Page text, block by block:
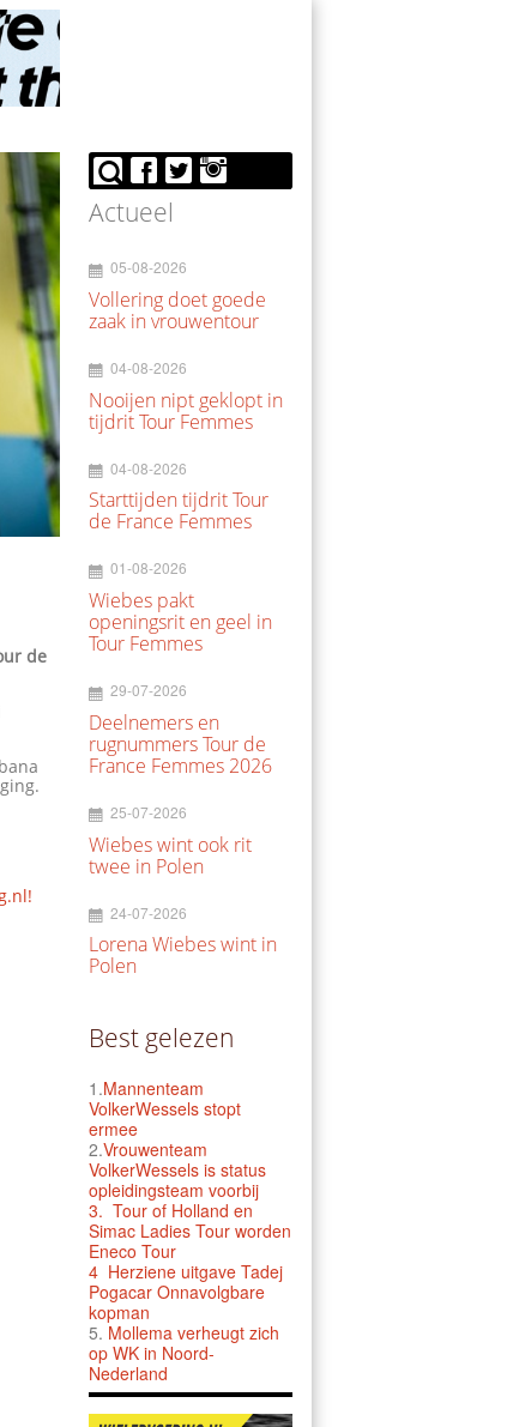
de
Actueel
05-08-2026
Vollering doet goede
zaak in vrouwentour
04-08-2026
Nooijen nipt geklopt in
tijdrit Tour Femmes
04-08-2026
Starttijden tijdrit Tour
de France Femmes
01-08-2026
Wiebes pakt
openingsrit en geel in
Tour Femmes
29-07-2026
Deelnemers en
rugnummers Tour de
France Femmes 2026
25-07-2026
Wiebes wint ook rit
twee in Polen
24-07-2026
Lorena Wiebes wint in
Polen
Best gelezen
1.Mannenteam
VolkerWessels stopt
ermee
2.Vrouwenteam
VolkerWessels is status
opleidingsteam voorbij
3. Tour of Holland en
Simac Ladies Tour worden
Eneco Tour
4 Herziene uitgave Tadej
Pogacar Onnavolgbare
kopman
5. Mollema verheugt zich
op WK in Noord-
Nederland